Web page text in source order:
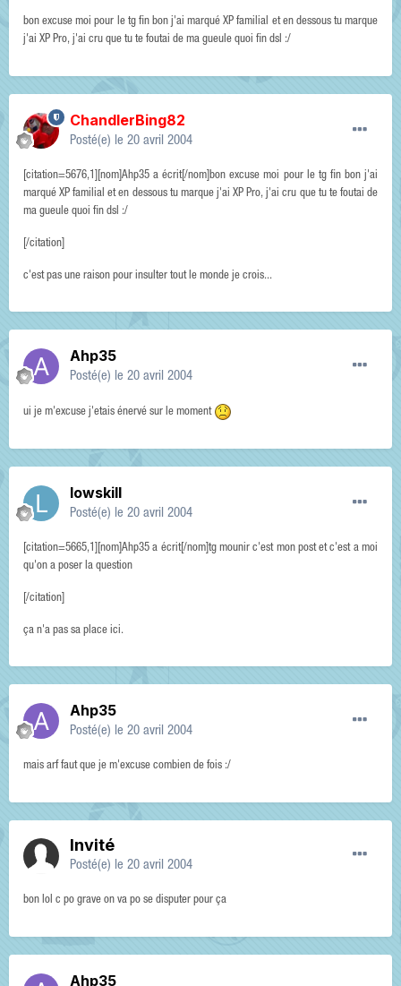
bon excuse moi pour le tg fin bon j'ai marqué XP familial et en dessous tu marque
j'ai XP Pro, j'ai cru que tu te foutai de ma gueule quoi fin dsl :/
ChandlerBing82
Posté(e) le 20 avril 2004
[citation=5676,1][nom]Ahp35 a écrit[/nom]bon excuse moi pour le tg fin bon j'ai
marqué XP familial et en dessous tu marque j'ai XP Pro, j'ai cru que tu te foutai de
ma gueule quoi fin dsl :/
[/citation]
c'est pas une raison pour insulter tout le monde je crois...
Ahp35
Posté(e) le 20 avril 2004
ui je m'excuse j'etais énervé sur le moment
lowskill
Posté(e) le 20 avril 2004
[citation=5665,1][nom]Ahp35 a écrit[/nom]tg mounir c'est mon post et c'est a moi
qu'on a poser la question
[/citation]
ça n'a pas sa place ici.
Ahp35
Posté(e) le 20 avril 2004
mais arf faut que je m'excuse combien de fois :/
Invité
Posté(e) le 20 avril 2004
bon lol c po grave on va po se disputer pour ça
Ahp35